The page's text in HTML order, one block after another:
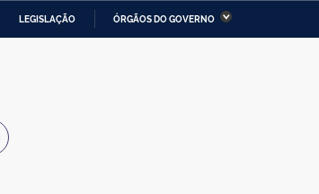
LEGISLAÇÃO ÓRGÃOS DO GOVERNO
Ministério da Infraestrutura